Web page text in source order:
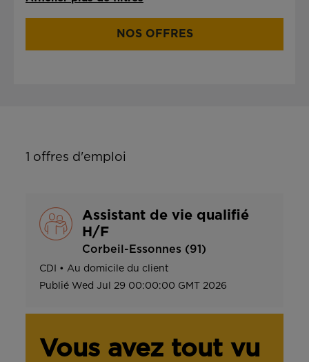
NOS OFFRES
1 offres d'emploi
Assistant de vie qualifié
H/F
Corbeil-Essonnes (91)
CDI • Au domicile du client
Publié Wed Jul 29 00:00:00 GMT 2026
Vous avez tout vu